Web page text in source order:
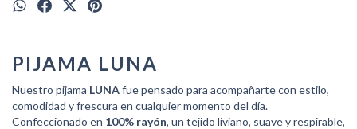
PIJAMA LUNA
Nuestro pijama LUNAfue pensado para acompañarte con estilo,
comodidad y frescura en cualquier momento del día.
Confeccionado en 100% rayón, un tejido liviano, suave y respirable,